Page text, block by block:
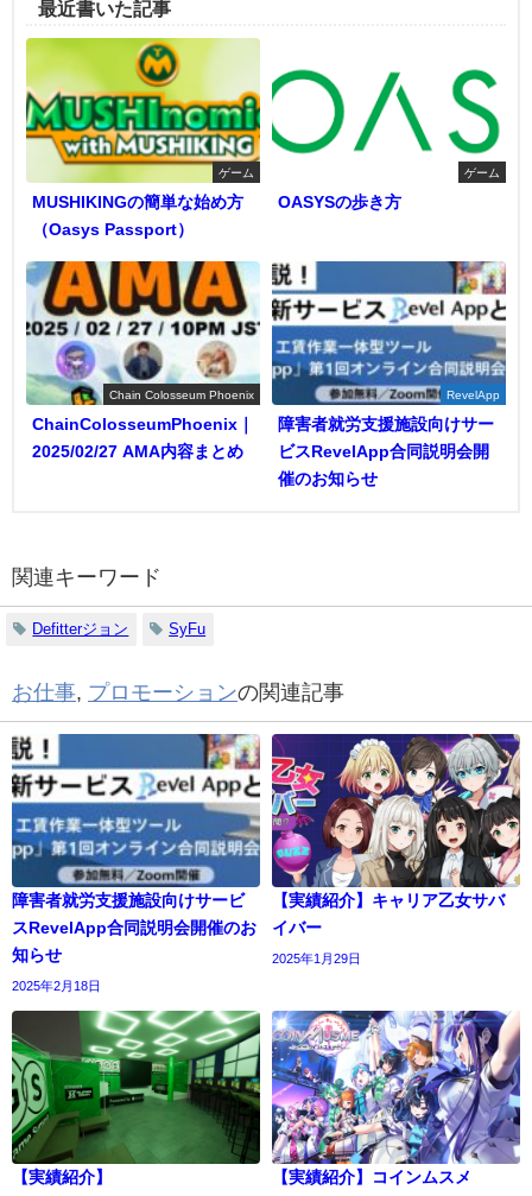
最近書いた記事
ゲーム
MUSHIKINGの簡単な始め方
（Oasys Passport）
ゲーム
OASYSの歩き方
Chain Colosseum Phoenix
ChainColosseumPhoenix｜
2025/02/27 AMA内容まとめ
RevelApp
障害者就労支援施設向けサー
ビスRevelApp合同説明会開
催のお知らせ
関連キーワード
Defitterジョン SyFu
お仕事, プロモーションの関連記事
障害者就労支援施設向けサービ
スRevelApp合同説明会開催のお
知らせ
2025年2月18日
【実績紹介】キャリア乙女サバ
イバー
2025年1月29日
【実績紹介】 【実績紹介】コインムスメ